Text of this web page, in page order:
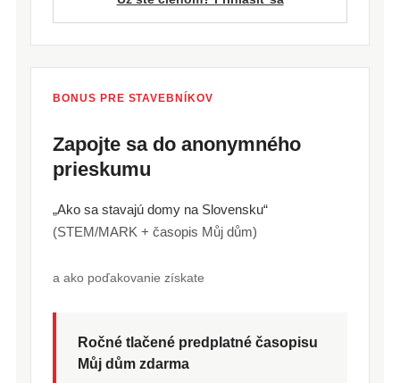
BONUS PRE STAVEBNÍKOV
Zapojte sa do anonymného
prieskumu
„Ako sa stavajú domy na Slovensku“
(STEM/MARK + časopis Můj dům)
a ako poďakovanie získate
Ročné tlačené predplatné časopisu
Můj dům zdarma